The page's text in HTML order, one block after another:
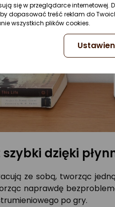
szybki dzięki
ze sobą, tworząc
naprawdę
po gry.
się w przeglądarce internetowej.
dopasować treść reklam do
wszystkich plików cookies.